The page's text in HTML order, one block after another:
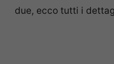
due, ecco tutti i